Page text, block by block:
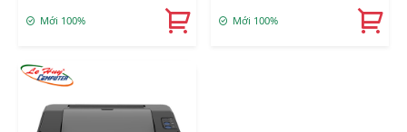
Mới 100% Mới 100%